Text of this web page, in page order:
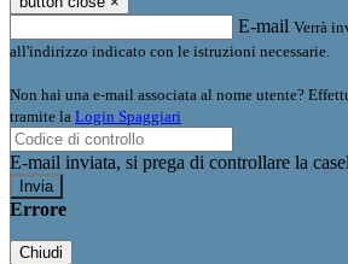
E-mail Verrà
all'indirizzo indicato con le istruzioni necessarie.
Non hai una e-mail associata al nome utente?
tramite la Login Spaggiari
E-mail inviata, si prega di controllare la
Errore
Chiudi